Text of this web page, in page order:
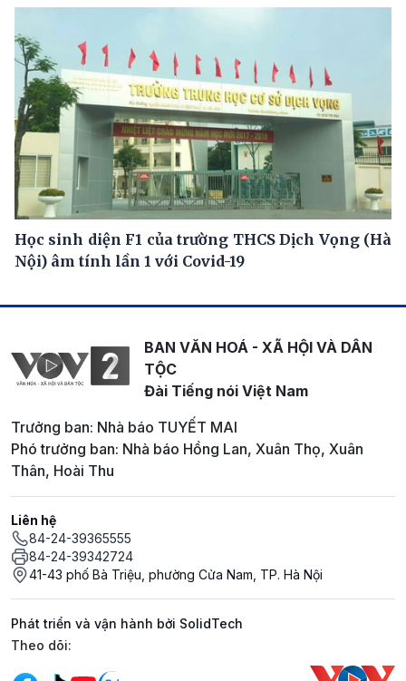
Học sinh diện F1 của trường THCS Dịch Vọng (Hà
Nội) âm tính lần 1 với Covid-19
BAN VĂN HOÁ - XÃ HỘI VÀ DÂN
TỘC
Đài Tiếng nói Việt Nam
Trưởng ban: Nhà báo TUYẾT MAI
Phó trưởng ban: Nhà báo Hồng Lan, Xuân Thọ, Xuân
Thân, Hoài Thu
Liên hệ
84-24-39365555
84-24-39342724
41-43 phố Bà Triệu, phường Cửa Nam, TP. Hà Nội
Phát triển và vận hành bởi SolidTech
Mạng xã hội
Theo dõi: